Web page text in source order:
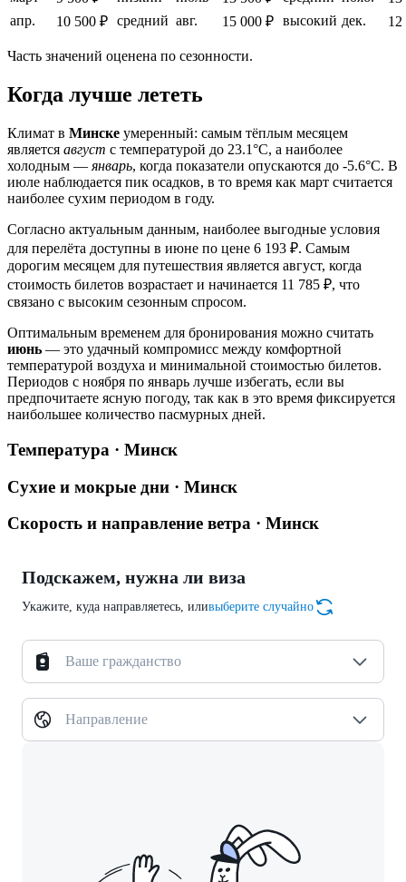
апр.
10 500 ₽ средний авг. 15 000 ₽ высокий дек. 12
Часть значений оценена по сезонности.
Когда лучше лететь
Климат в Минске умеренный: самым тёплым месяцем
является август с температурой до 23.1°C, а наиболее
холодным — январь, когда показатели опускаются до -5.6°C. В
июле наблюдается пик осадков, в то время как март считается
наиболее сухим периодом в году.
Согласно актуальным данным, наиболее выгодные условия
для перелёта доступны в июне по цене 6 193 ₽. Самым
дорогим месяцем для путешествия является август, когда
стоимость билетов возрастает и начинается 11 785 ₽, что
связано с высоким сезонным спросом.
Оптимальным временем для бронирования можно считать
июнь — это удачный компромисс между комфортной
температурой воздуха и минимальной стоимостью билетов.
Периодов с ноября по январь лучше избегать, если вы
предпочитаете ясную погоду, так как в это время фиксируется
наибольшее количество пасмурных дней.
Температура · Минск
Сухие и мокрые дни · Минск
Скорость и направление ветра · Минск
Подскажем, нужна ли виза
Укажите, куда направляетесь, иливыберите случайно
Ваше гражданство
Направление